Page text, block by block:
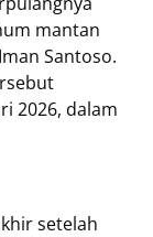
mantan
Santoso.
2026, dalam
setelah